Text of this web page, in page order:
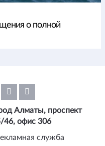
о полной
Алматы, проспект
офис 306
служба